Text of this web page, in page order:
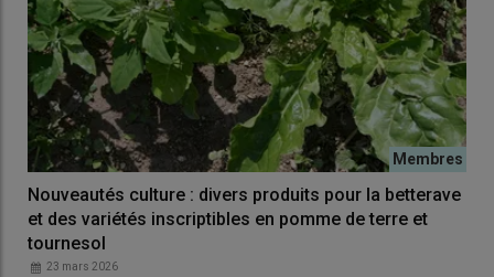
Nouveautés culture : divers produits pour la betterave
et des variétés inscriptibles en pomme de terre et
tournesol
23 mars 2026